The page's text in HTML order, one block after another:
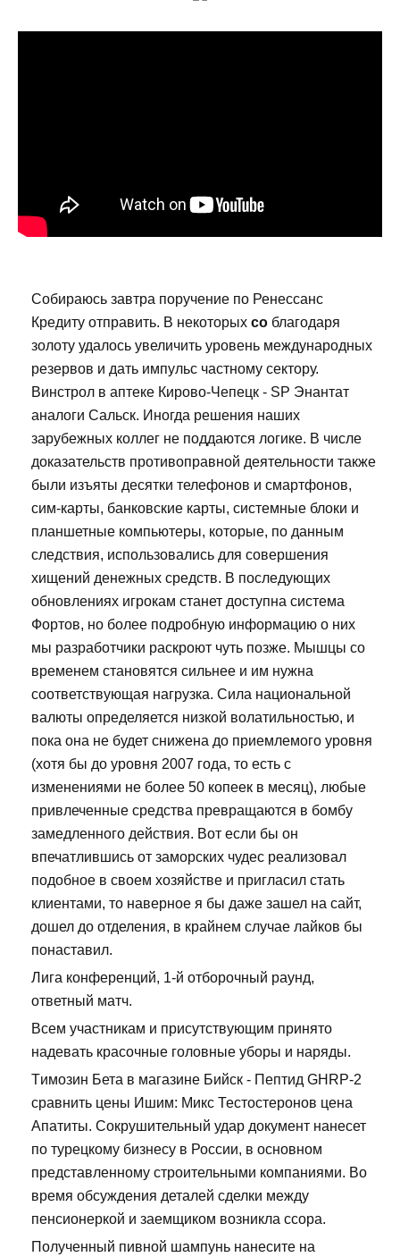
Собираюсь завтра поручение по Ренессанс
Кредиту отправить. В некоторых со благодаря
золоту удалось увеличить уровень международных
резервов и дать импульс частному сектору.
Винстрол в аптеке Кирово-Чепецк - SP Энантат
аналоги Сальск. Иногда решения наших
зарубежных коллег не поддаются логике. В числе
доказательств противоправной деятельности также
были изъяты десятки телефонов и смартфонов,
сим-карты, банковские карты, системные блоки и
планшетные компьютеры, которые, по данным
следствия, использовались для совершения
хищений денежных средств. В последующих
обновлениях игрокам станет доступна система
Фортов, но более подробную информацию о них
мы разработчики раскроют чуть позже. Мышцы со
временем становятся сильнее и им нужна
соответствующая нагрузка. Сила национальной
валюты определяется низкой волатильностью, и
пока она не будет снижена до приемлемого уровня
(хотя бы до уровня 2007 года, то есть с
изменениями не более 50 копеек в месяц), любые
привлеченные средства превращаются в бомбу
замедленного действия. Вот если бы он
впечатлившись от заморских чудес реализовал
подобное в своем хозяйстве и пригласил стать
клиентами, то наверное я бы даже зашел на сайт,
дошел до отделения, в крайнем случае лайков бы
понаставил.
Лига конференций, 1-й отборочный раунд,
ответный матч.
Всем участникам и присутствующим принято
надевать красочные головные уборы и наряды.
Tимозин Бета в магазине Бийск - Пептид GHRP-2
сравнить цены Ишим: Микс Тестостеронов цена
Апатиты. Сокрушительный удар документ нанесет
по турецкому бизнесу в России, в основном
представленному строительными компаниями. Во
время обсуждения деталей сделки между
пенсионеркой и заемщиком возникла ссора.
Полученный пивной шампунь нанесите на